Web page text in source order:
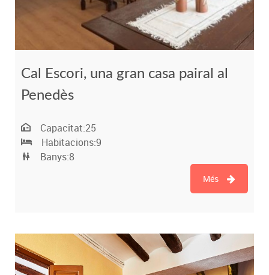
Cal Escori, una gran casa pairal al
Penedès
Capacitat:25
Habitacions:9
Banys:8
Més